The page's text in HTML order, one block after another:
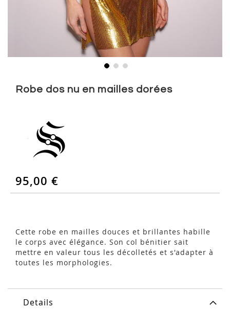
images
Robe dos nu en mailles dorées
95,00 €
Cette robe en mailles douces et brillantes habille
le corps avec élégance. Son col bénitier sait
mettre en valeur tous les décolletés et s'adapter à
toutes les morphologies.
Details